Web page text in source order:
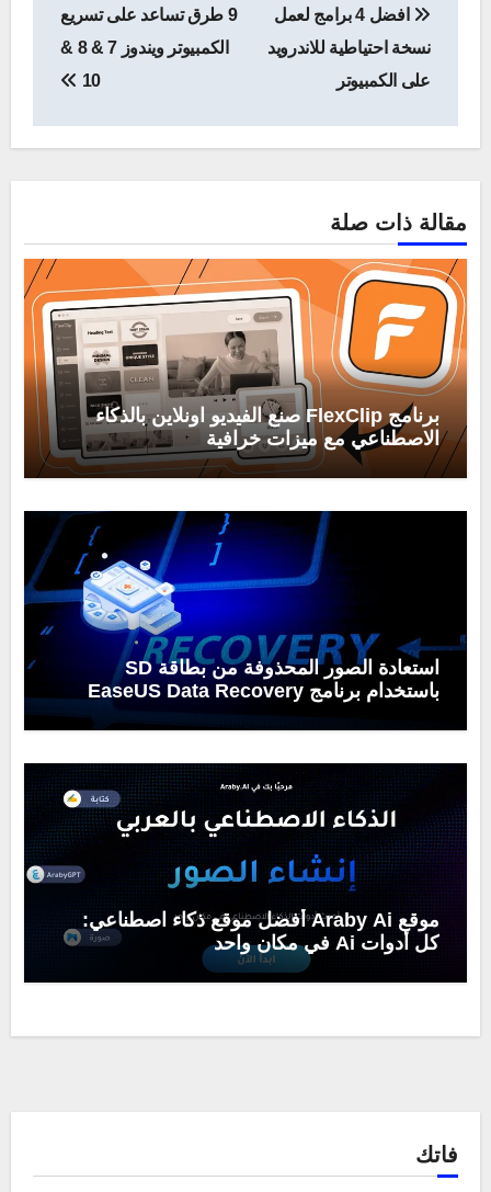
المقالات
افضل 4 برامج لعمل
نسخة احتياطية للاندرويد
على الكمبيوتر
9 طرق تساعد على تسريع
الكمبيوتر ويندوز 7 & 8 &
10
مقالة ذات صلة
برنامج FlexClip صنع الفيديو اونلاين بالذكاء
الاصطناعي مع ميزات خرافية
استعادة الصور المحذوفة من بطاقة SD
باستخدام برنامج EaseUS Data Recovery
موقع Araby Ai أفضل موقع ذكاء اصطناعي:
كل أدوات Ai في مكان واحد
فاتك